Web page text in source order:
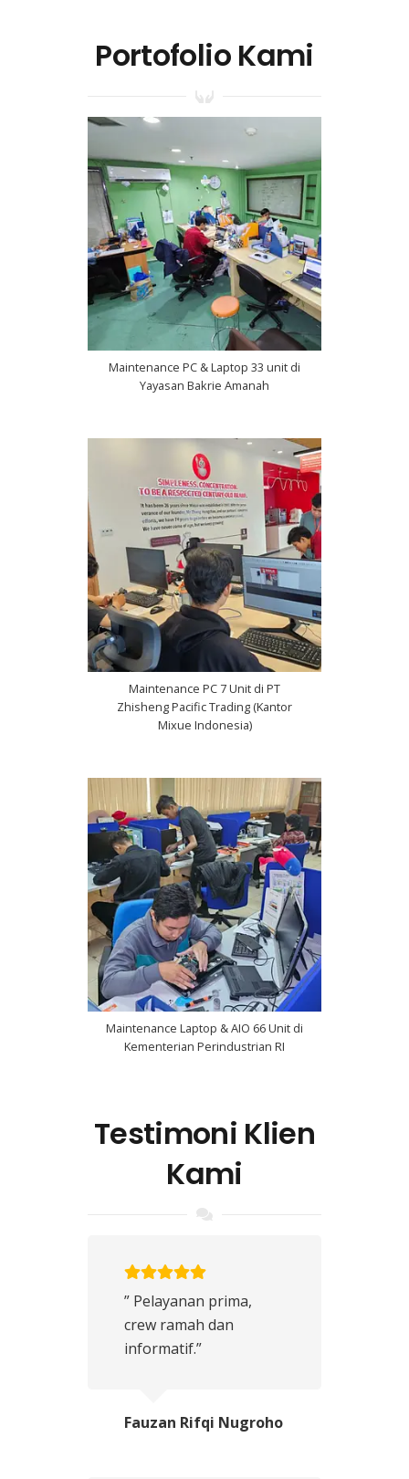
Portofolio Kami
Maintenance PC & Laptop 33 unit di
Yayasan Bakrie Amanah
Maintenance PC 7 Unit di PT
Zhisheng Pacific Trading (Kantor
Mixue Indonesia)
Maintenance Laptop & AIO 66 Unit di
Kementerian Perindustrian RI
Testimoni Klien
Kami
” Pelayanan prima,
crew ramah dan
informatif.”
Fauzan Rifqi Nugroho